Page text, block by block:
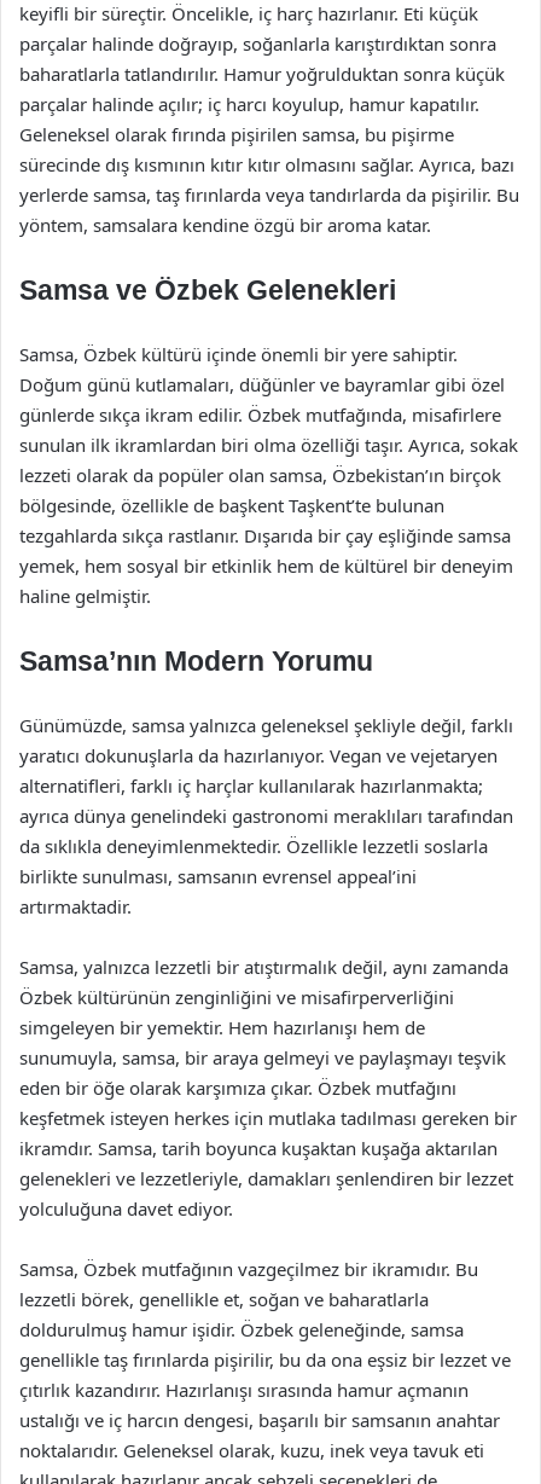
keyifli bir süreçtir. Öncelikle, iç harç hazırlanır. Eti küçük
parçalar halinde doğrayıp, soğanlarla karıştırdıktan sonra
baharatlarla tatlandırılır. Hamur yoğrulduktan sonra küçük
parçalar halinde açılır; iç harcı koyulup, hamur kapatılır.
Geleneksel olarak fırında pişirilen samsa, bu pişirme
sürecinde dış kısmının kıtır kıtır olmasını sağlar. Ayrıca, bazı
yerlerde samsa, taş fırınlarda veya tandırlarda da pişirilir. Bu
yöntem, samsalara kendine özgü bir aroma katar.
Samsa ve Özbek Gelenekleri
Samsa, Özbek kültürü içinde önemli bir yere sahiptir.
Doğum günü kutlamaları, düğünler ve bayramlar gibi özel
günlerde sıkça ikram edilir. Özbek mutfağında, misafirlere
sunulan ilk ikramlardan biri olma özelliği taşır. Ayrıca, sokak
lezzeti olarak da popüler olan samsa, Özbekistan’ın birçok
bölgesinde, özellikle de başkent Taşkent’te bulunan
tezgahlarda sıkça rastlanır. Dışarıda bir çay eşliğinde samsa
yemek, hem sosyal bir etkinlik hem de kültürel bir deneyim
haline gelmiştir.
Samsa’nın Modern Yorumu
Günümüzde, samsa yalnızca geleneksel şekliyle değil, farklı
yaratıcı dokunuşlarla da hazırlanıyor. Vegan ve vejetaryen
alternatifleri, farklı iç harçlar kullanılarak hazırlanmakta;
ayrıca dünya genelindeki gastronomi meraklıları tarafından
da sıklıkla deneyimlenmektedir. Özellikle lezzetli soslarla
birlikte sunulması, samsanın evrensel appeal’ini
artırmaktadir.
Samsa, yalnızca lezzetli bir atıştırmalık değil, aynı zamanda
Özbek kültürünün zenginliğini ve misafirperverliğini
simgeleyen bir yemektir. Hem hazırlanışı hem de
sunumuyla, samsa, bir araya gelmeyi ve paylaşmayı teşvik
eden bir öğe olarak karşımıza çıkar. Özbek mutfağını
keşfetmek isteyen herkes için mutlaka tadılması gereken bir
ikramdır. Samsa, tarih boyunca kuşaktan kuşağa aktarılan
gelenekleri ve lezzetleriyle, damakları şenlendiren bir lezzet
yolculuğuna davet ediyor.
Samsa, Özbek mutfağının vazgeçilmez bir ikramıdır. Bu
lezzetli börek, genellikle et, soğan ve baharatlarla
doldurulmuş hamur işidir. Özbek geleneğinde, samsa
genellikle taş fırınlarda pişirilir, bu da ona eşsiz bir lezzet ve
çıtırlık kazandırır. Hazırlanışı sırasında hamur açmanın
ustalığı ve iç harcın dengesi, başarılı bir samsanın anahtar
noktalarıdır. Geleneksel olarak, kuzu, inek veya tavuk eti